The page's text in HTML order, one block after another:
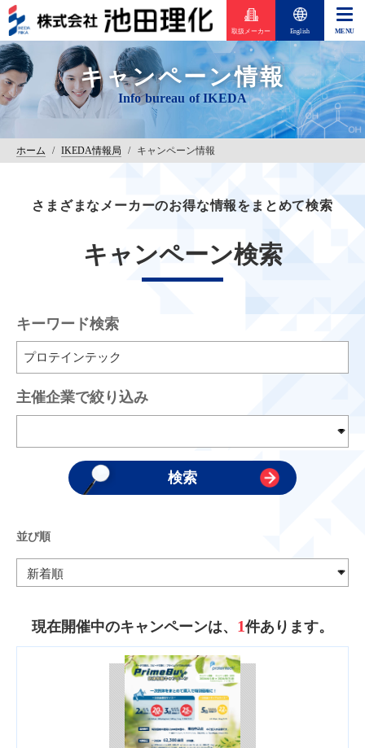
取扱メーカー English
キャンペーン情報
ホーム / IKEDA情報局 / キャンペーン情報
さまざまなメーカーのお得な情報をまとめて検索
キャンペーン検索
キーワード検索
主催企業で絞り込み
並び順
現在開催中のキャンペーンは、 1件あります。